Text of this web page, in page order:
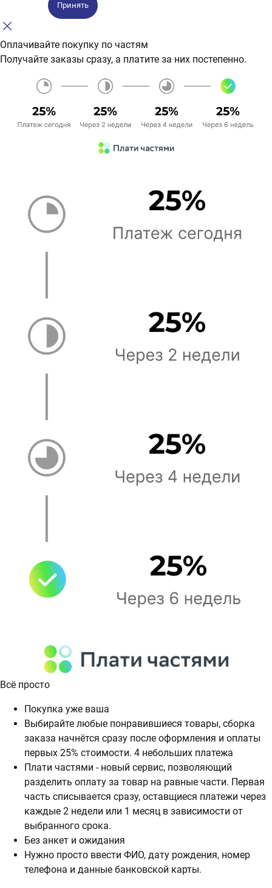
Принять
Оплачивайте покупку по частям
Получайте заказы сразу, а платите за них постепенно.
Всё просто
Покупка уже ваша
Выбирайте любые понравившиеся товары, сборка
заказа начнётся сразу после оформления и оплаты
первых 25% стоимости. 4 небольших платежа
Плати частями - новый сервис, позволяющий
разделить оплату за товар на равные части. Первая
часть списывается сразу, оставщиеся платежи через
каждые 2 недели или 1 месяц в зависимости от
выбранного срока.
Без анкет и ожидания
Нужно просто ввести ФИО, дату рождения, номер
телефона и данные банковской карты.